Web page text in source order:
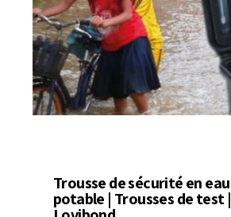
Trousse de sécurité en eau
potable | Trousses de test |